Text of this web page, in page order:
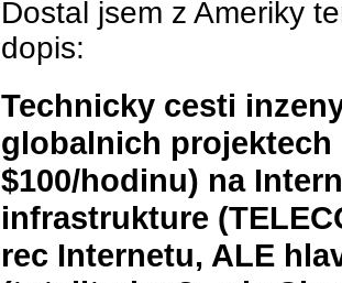
Dostal jsem z Ameriky
dopis:
Technicky cesti
globalnich projektech
$100/hodinu) na
infrastrukture
rec Internetu, ALE